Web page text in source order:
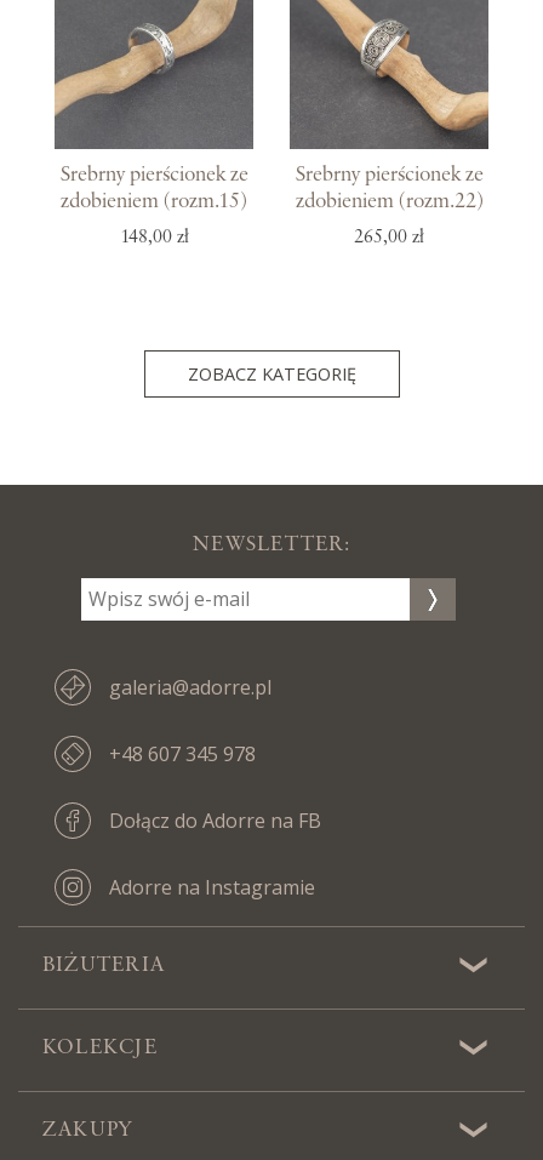
Srebrny pierścionek ze
zdobieniem (rozm.15)
148,00 zł
Srebrny pierścionek ze
zdobieniem (rozm.22)
265,00 zł
ZOBACZ KATEGORIĘ
NEWSLETTER:
galeria@adorre.pl
+48 607 345 978
Dołącz do Adorre na FB
Adorre na Instagramie
BIŻUTERIA
KOLEKCJE
ZAKUPY